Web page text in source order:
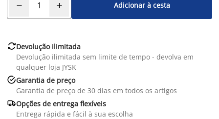
Adicionar à cesta
Devolução ilimitada
Devolução ilimitada sem limite de tempo - devolva em
qualquer loja JYSK
Garantia de preço
Garantia de preço de 30 dias em todos os artigos
Opções de entrega flexíveis
Entrega rápida e fácil à sua escolha